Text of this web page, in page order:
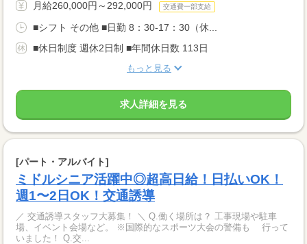
月給260,000円～292,000円 交通費一部支給
■シフト その他 ■日勤 8：30-17：30（休...
■休日制度 週休2日制 ■年間休日数 113日
もっと見る
求人詳細を見る
[パート・アルバイト]
ミドルシニア活躍中◎超高日給！日払いOK！
週1〜2日OK！交通誘導
／ 交通誘導スタッフ大募集！ ＼ Q.働く場所は？ 工事現場や駐車
場、イベント会場など。 ※国際的なスポーツ大会の警備も 行って
いました！ Q.交...